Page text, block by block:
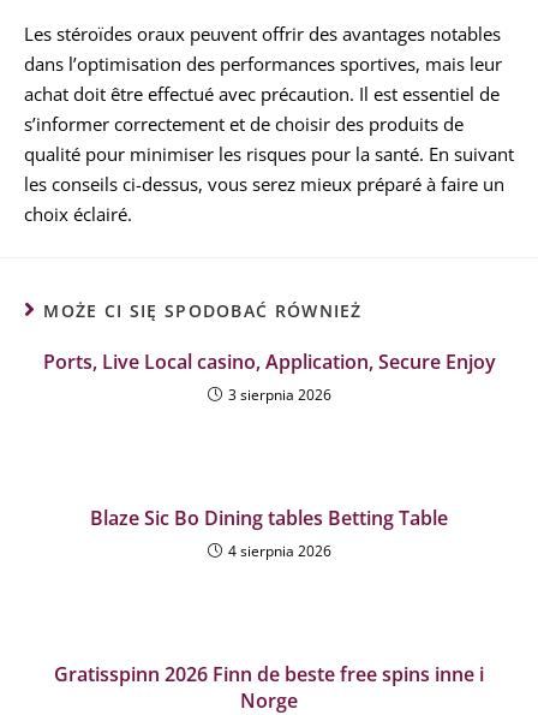
Les stéroïdes oraux peuvent offrir des avantages notables
dans l’optimisation des performances sportives, mais leur
achat doit être effectué avec précaution. Il est essentiel de
s’informer correctement et de choisir des produits de
qualité pour minimiser les risques pour la santé. En suivant
les conseils ci-dessus, vous serez mieux préparé à faire un
choix éclairé.
MOŻE CI SIĘ SPODOBAĆ RÓWNIEŻ
Ports, Live Local casino, Application, Secure Enjoy
3 sierpnia 2026
Blaze Sic Bo Dining tables Betting Table
4 sierpnia 2026
Gratisspinn 2026 Finn de beste free spins inne i
Norge